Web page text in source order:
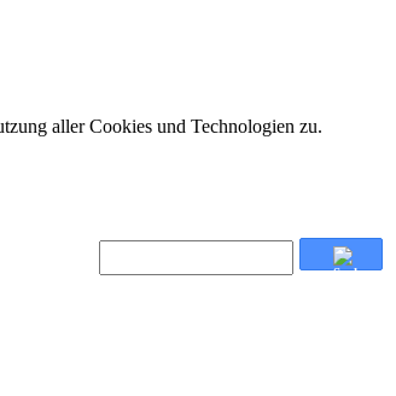
aller Cookies und Technologien zu.